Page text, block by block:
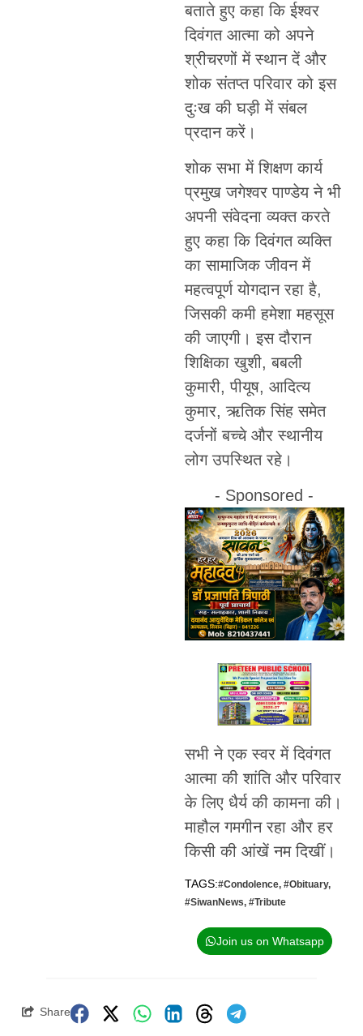
बताते हुए कहा कि ईश्वर
दिवंगत आत्मा को अपने
श्रीचरणों में स्थान दें और
शोक संतप्त परिवार को इस
दुःख की घड़ी में संबल
प्रदान करें।
शोक सभा में शिक्षण कार्य
प्रमुख जगेश्वर पाण्डेय ने भी
अपनी संवेदना व्यक्त करते
हुए कहा कि दिवंगत व्यक्ति
का सामाजिक जीवन में
महत्वपूर्ण योगदान रहा है,
जिसकी कमी हमेशा महसूस
की जाएगी। इस दौरान
शिक्षिका खुशी, बबली
कुमारी, पीयूष, आदित्य
कुमार, ऋतिक सिंह समेत
दर्जनों बच्चे और स्थानीय
लोग उपस्थित रहे।
- Sponsored -
सभी ने एक स्वर में दिवंगत
आत्मा की शांति और परिवार
के लिए धैर्य की कामना की।
माहौल गमगीन रहा और हर
किसी की आंखें नम दिखीं।
TAGS:#Condolence, #Obituary,
#SiwanNews, #Tribute
Join us on Whatsapp
Share